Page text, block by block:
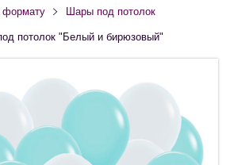
формату
Шары под потолок
потолок "Белый и бирюзовый"